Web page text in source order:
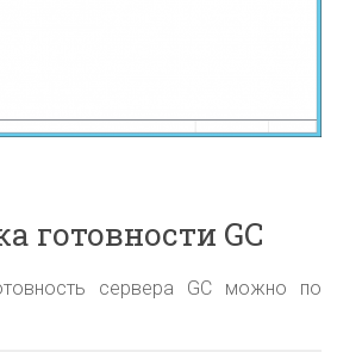
готовности GC
сервера GC можно по